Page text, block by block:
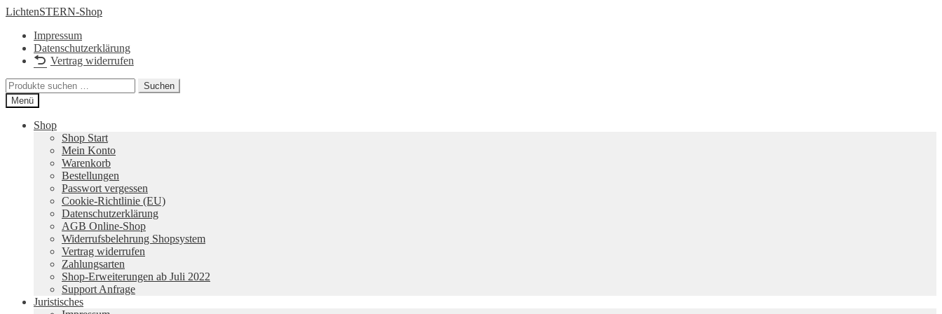
Zur
springen
Zum
springen
LichtenSTERN-Shop
Impressum
Datenschutzerklärung
Vertrag widerrufen
Suchen
nach:
Suchen
Menü
Shop
Shop Start
Mein Konto
Warenkorb
Bestellungen
Passwort vergessen
Cookie-Richtlinie (EU)
Datenschutzerklärung
AGB Online-Shop
Widerrufsbelehrung Shopsystem
Vertrag widerrufen
Zahlungsarten
Shop-Erweiterungen ab Juli 2022
Support Anfrage
Juristisches